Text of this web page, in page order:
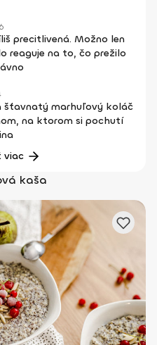
precitlivená. Možno len
reaguje na to, čo prežilo
šťavnatý marhuľový koláč
na ktorom si pochutí
viac
kaša